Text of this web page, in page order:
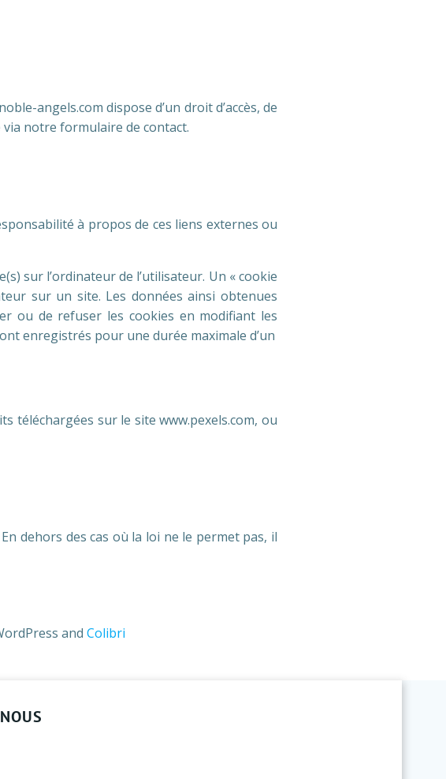
angels.com dispose d’un droit d’accès, de
notre formulaire de contact.
à propos de ces liens externes ou
sur l’ordinateur de l’utilisateur. Un « cookie
sur un site. Les données ainsi obtenues
ou de refuser les cookies en modifiant les
enregistrés pour une durée maximale d’un
téléchargées sur le site www.pexels.com, ou
dehors des cas où la loi ne le permet pas, il
and Colibri